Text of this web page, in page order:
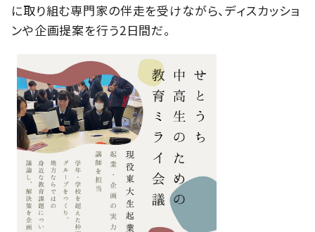
に取り組む専門家の伴走を受けながら、ディスカッショ
ンや企画提案を行う2日間だ。